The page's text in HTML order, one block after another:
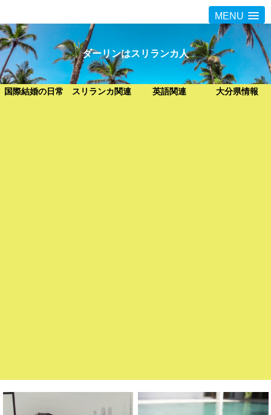
MENU
ダーリンはスリランカ人
国際結婚の日常 スリランカ関連 英語関連 大分県情報